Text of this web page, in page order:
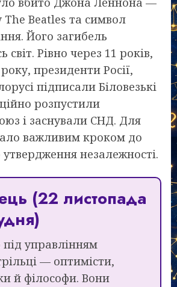
The Beatles та символ
Його загибель
світ. Рівно через 11 років,
президенти Росії,
підписали Біловезькі
розпустили
і заснували СНД. Для
важливим кроком до
незалежності.
(22 листопада
управлінням
— оптимісти,
й філософи. Вони